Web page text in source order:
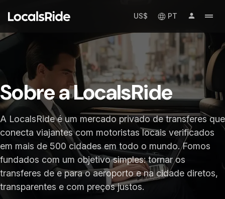
US$ PT
Sobre a LocalsRide
A LocalsRide é um mercado privado de transferes que
conecta viajantes com motoristas locais verificados
em mais de 500 cidades em todo o mundo. Fomos
fundados com um objetivo simples: tornar os
transferes de e para o aeroporto e na cidade diretos,
transparentes e com preços justos.